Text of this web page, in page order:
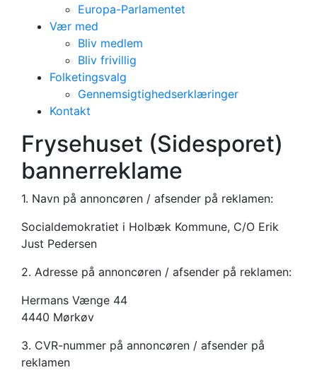
Europa-Parlamentet
Vær med
Bliv medlem
Bliv frivillig
Folketingsvalg
Gennemsigtighedserklæringer
Kontakt
KV25
Gennemsigtighed i
forbindelse med
politisk reklame
Frysehuset (Sidesporet)
bannerreklame
1. Navn på annoncøren / afsender på reklamen:
Socialdemokratiet i Holbæk Kommune, C/O Erik
Just Pedersen
2. Adresse på annoncøren / afsender på reklamen:
Hermans Vænge 44
4440 Mørkøv
3. CVR-nummer på annoncøren / afsender på
reklamen